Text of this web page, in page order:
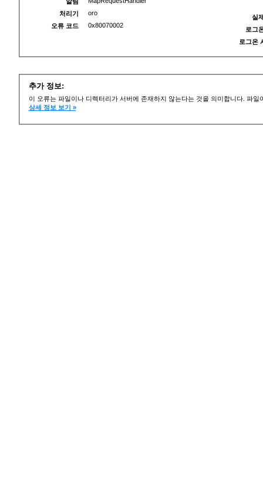
처리기
oro
오류 코드
0x80070002
실
로그
로그온
추가 정보:
이 오류는 파일이나 디렉터리가 서버에 존재하지 않는다는 것을 의미합니다. 파
상세 정보 보기 »